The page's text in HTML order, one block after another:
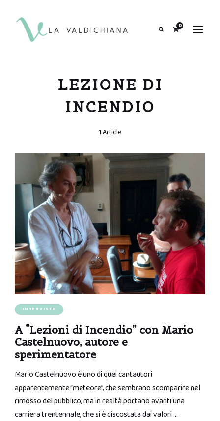
0
LEZIONE DI
INCENDIO
1 Article
INTERVISTE
A “Lezioni di Incendio” con Mario
Castelnuovo, autore e
sperimentatore
Mario Castelnuovo è uno di quei cantautori
apparentemente “meteore”, che sembrano scomparire nel
rimosso del pubblico, ma in realtà portano avanti una
carriera trentennale, che si è discostata dai valori …